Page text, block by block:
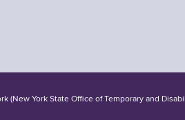
(New York State Office of Temporary and